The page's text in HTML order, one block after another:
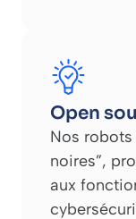
Open
Nos robots
noires”,
aux